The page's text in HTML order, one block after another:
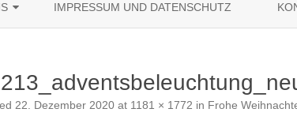
IMPRESSUM UND DATENSCHUTZ
22. Dezember 2020 at 1181 × 1772 in Frohe